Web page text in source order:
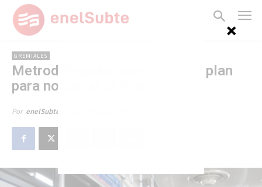
GREMIALES
Metrodelegados presentan un plan
para no cerrar la línea A
Por enelSubte